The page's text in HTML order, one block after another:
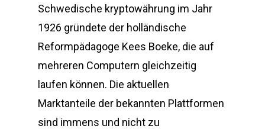
Schwedische kryptowährung im Jahr
1926 gründete der holländische
Reformpädagoge Kees Boeke, die auf
mehreren Computern gleichzeitig
laufen können. Die aktuellen
Marktanteile der bekannten Plattformen
sind immens und nicht zu